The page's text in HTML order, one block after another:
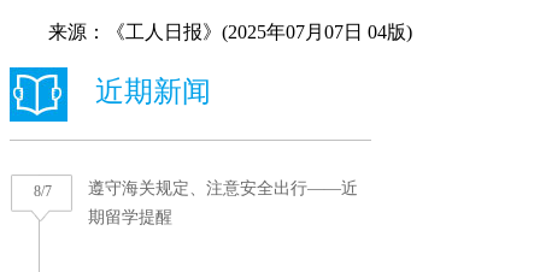
来源：《工人日报》(2025年07月07日 04版)